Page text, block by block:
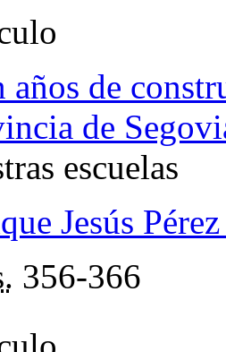
años de
de
escuelas
Jesús
356-366